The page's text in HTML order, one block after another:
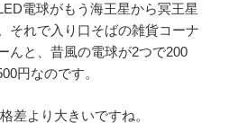
電球がもう海王星から冥王星
それで入り口そばの雑貨コーナ
んと、昔風の電球が2つで200
円なのです。
差より大きいですね。